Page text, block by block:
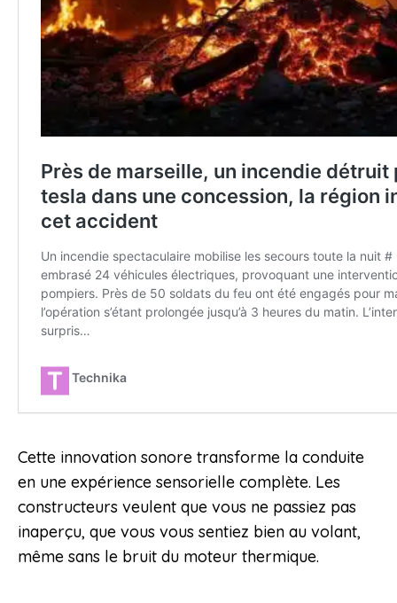
Cette innovation sonore transforme la conduite
en une expérience sensorielle complète. Les
constructeurs veulent que vous ne passiez pas
inaperçu, que vous vous sentiez bien au volant,
même sans le bruit du moteur thermique.